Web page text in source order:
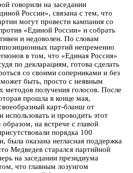
говорили на заседании
России», связана с тем, что
могут провести кампания со
«Единой России» и собрать
и недоволен. По словам
партий непременно
в том, что «Единая Россия»
по декларациям, готова сделать
со своими соперниками и без
быть, просто с неявным
методов получения голосов. После
прошла в конце мая,
карт-бланш от
и проводить этот
на встрече с главой
порядка 100
была оказана негласная поддержка
Медведев старался партийной
на заседании президиума
что главным лозунгом